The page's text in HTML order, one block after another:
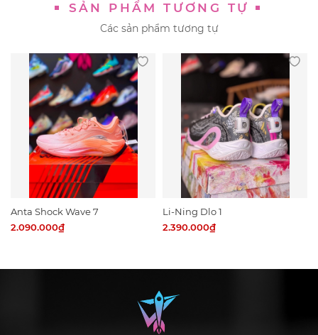
SẢN PHẨM TƯƠNG TỰ
Các sản phẩm tương tự
Anta Shock Wave 7
2.090.000₫
Li-Ning Dlo 1
2.390.000₫